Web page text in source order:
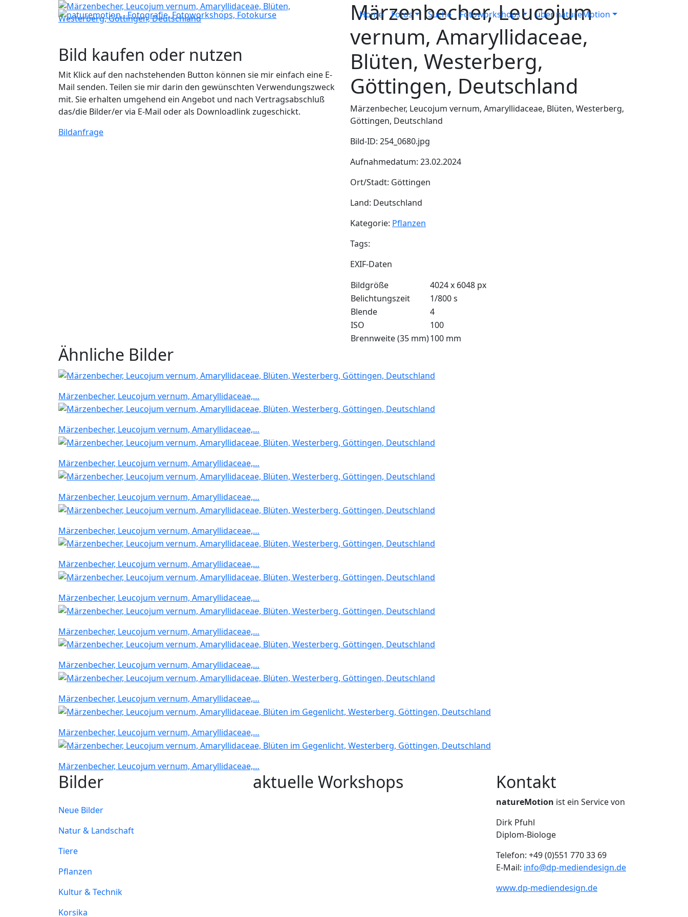
Home Fotos Suche Fotoworkshops über natureMotion
Bild kaufen oder nutzen
Mit Klick auf den nachstehenden Button können sie mir einfach eine E-
Mail senden. Teilen sie mir darin den gewünschten Verwendungszweck
mit. Sie erhalten umgehend ein Angebot und nach Vertragsabschluß
das/die Bilder/er via E-Mail oder als Downloadlink zugeschickt.
Bildanfrage
Märzenbecher, Leucojum
vernum, Amaryllidaceae,
Blüten, Westerberg,
Göttingen, Deutschland
Märzenbecher, Leucojum vernum, Amaryllidaceae, Blüten, Westerberg,
Göttingen, Deutschland
Bild-ID: 254_0680.jpg
Aufnahmedatum: 23.02.2024
Ort/Stadt: Göttingen
Land: Deutschland
Kategorie: Pflanzen
Tags:
EXIF-Daten
Bildgröße
4024 x 6048 px
Belichtungszeit
1/800 s
Blende
4
ISO
100
Brennweite (35 mm)100 mm
Ähnliche Bilder
Märzenbecher, Leucojum vernum, Amaryllidaceae,…
Märzenbecher, Leucojum vernum, Amaryllidaceae,…
Märzenbecher, Leucojum vernum, Amaryllidaceae,…
Märzenbecher, Leucojum vernum, Amaryllidaceae,…
Märzenbecher, Leucojum vernum, Amaryllidaceae,…
Märzenbecher, Leucojum vernum, Amaryllidaceae,…
Märzenbecher, Leucojum vernum, Amaryllidaceae,…
Märzenbecher, Leucojum vernum, Amaryllidaceae,…
Märzenbecher, Leucojum vernum, Amaryllidaceae,…
Märzenbecher, Leucojum vernum, Amaryllidaceae,…
Märzenbecher, Leucojum vernum, Amaryllidaceae,…
Märzenbecher, Leucojum vernum, Amaryllidaceae,…
Bilder
Neue Bilder
Natur & Landschaft
Tiere
Pflanzen
Kultur & Technik
Korsika
aktuelle Workshops Kontakt
natureMotion ist ein Service von
Dirk Pfuhl
Diplom-Biologe
Telefon: +49 (0)551 770 33 69
E-Mail: info@dp-mediendesign.de
www.dp-mediendesign.de